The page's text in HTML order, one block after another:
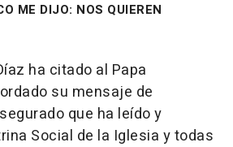
ME DIJO: NOS QUIEREN
ha citado al Papa
su mensaje de
que ha leído y
Social de la Iglesia y todas